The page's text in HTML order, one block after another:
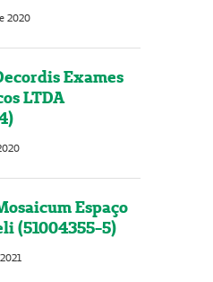
2020
Exames
LTDA
Espaço
(51004355-5)